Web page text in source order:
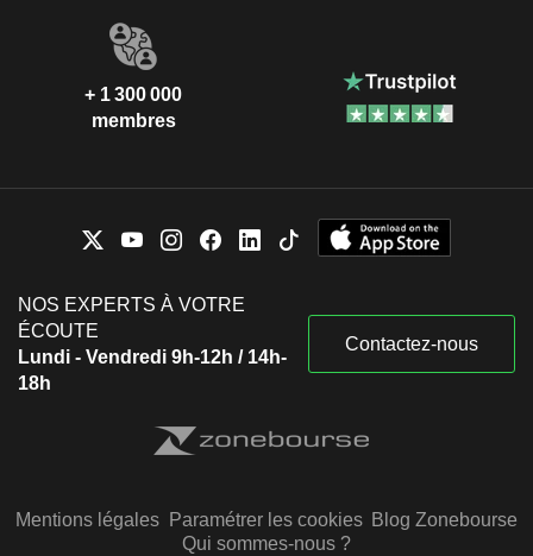
+ 1 300 000
membres
NOS EXPERTS À VOTRE
ÉCOUTE
Lundi - Vendredi 9h-12h / 14h-
18h
Contactez-nous
Mentions légales Paramétrer les cookies Blog Zonebourse
Qui sommes-nous ?